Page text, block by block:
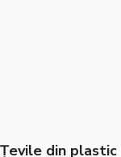
Țevile din plastic